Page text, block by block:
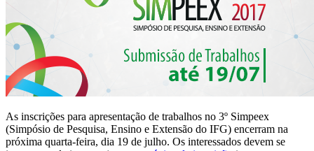
As inscrições para apresentação de trabalhos no 3º Simpeex
(Simpósio de Pesquisa, Ensino e Extensão do IFG) encerram na
próxima quarta-feira, dia 19 de julho. Os interessados devem se